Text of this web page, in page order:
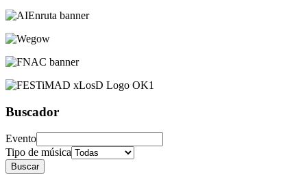
Buscador
Evento
Tipo de música
Buscar